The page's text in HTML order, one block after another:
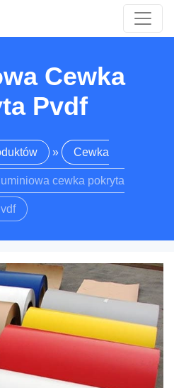
Cewka
Pvdf
» Cewka
cewka pokryta